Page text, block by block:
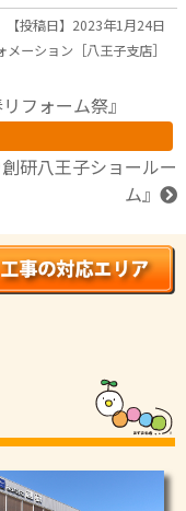
【投稿日】2023年1月24日
メーション［八王子支店］
フォーム祭』
研八王子ショールー
ム』